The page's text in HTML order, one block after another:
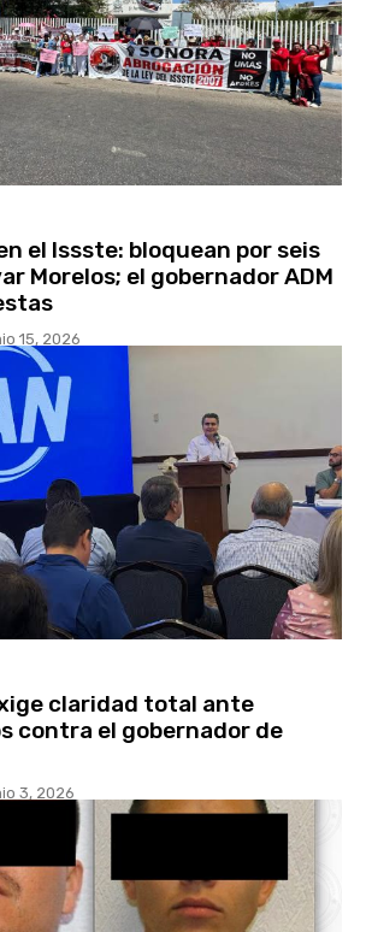
el Issste: bloquean por seis
Morelos; el gobernador ADM
15, 2026
claridad total ante
contra el gobernador de
3, 2026